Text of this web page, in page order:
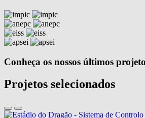
Conheça os nossos últimos
Projetos selecionados